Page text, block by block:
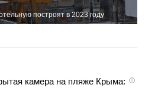
построят в 2023 году
i
камера на пляже Крыма: